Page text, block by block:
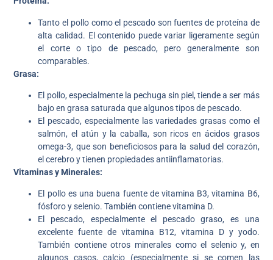
Tanto el pollo como el pescado son fuentes de proteína de
alta calidad. El contenido puede variar ligeramente según
el corte o tipo de pescado, pero generalmente son
comparables.
Grasa:
El pollo, especialmente la pechuga sin piel, tiende a ser más
bajo en grasa saturada que algunos tipos de pescado.
El pescado, especialmente las variedades grasas como el
salmón, el atún y la caballa, son ricos en ácidos grasos
omega-3, que son beneficiosos para la salud del corazón,
el cerebro y tienen propiedades antiinflamatorias.
Vitaminas y Minerales:
El pollo es una buena fuente de vitamina B3, vitamina B6,
fósforo y selenio. También contiene vitamina D.
El pescado, especialmente el pescado graso, es una
excelente fuente de vitamina B12, vitamina D y yodo.
También contiene otros minerales como el selenio y, en
algunos casos, calcio (especialmente si se comen las